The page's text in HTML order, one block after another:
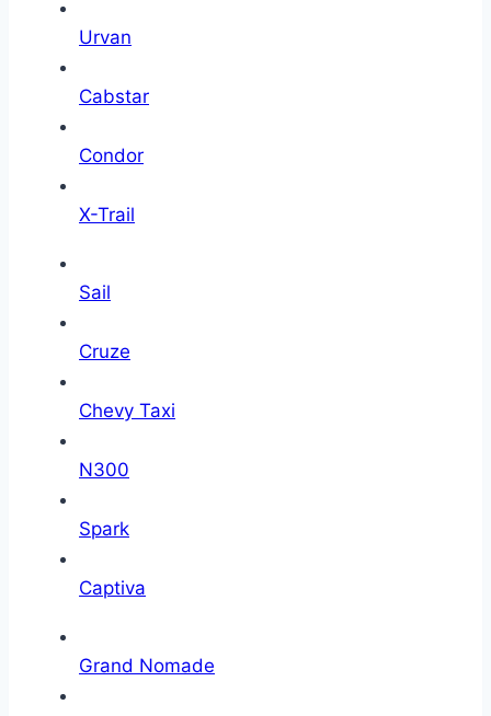
Urvan
Cabstar
Condor
X-Trail
Sail
Cruze
Chevy Taxi
N300
Spark
Captiva
Grand Nomade